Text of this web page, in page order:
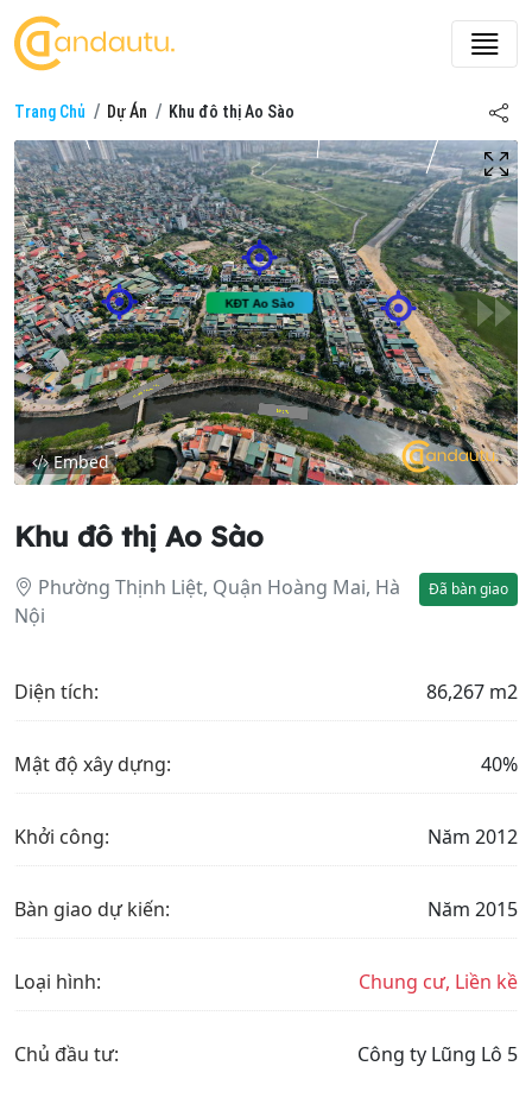
Trang Chủ Dự Án Khu đô thị Ao Sào
Embed
Khu đô thị Ao Sào
Phường Thịnh Liệt, Quận Hoàng Mai, Hà
Nội
Đã bàn giao
Diện tích: 86,267 m2
Mật độ xây dựng: 40%
Khởi công: Năm 2012
Bàn giao dự kiến: Năm 2015
Loại hình: Chung cư, Liền kề
Chủ đầu tư: Công ty Lũng Lô 5